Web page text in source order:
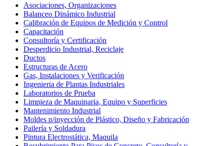
Asociaciones, Organizaciones
Balanceo Dinámico Industrial
Calibración de Equipos de Medición y Control
Capacitación
Consultoría y Certificación
Desperdicio Industrial, Reciclaje
Ductos
Estructuras de Acero
Gas, Instalaciones y Verificación
Ingenieria de Plantas Industriales
Laboratorios de Prueba
Limpieza de Maquinaria, Equipo y Superficies
Mantenimiento Industrial
Moldes p/inyección de Plástico, Diseño y Fabricación
Pailería y Soldadura
Pintura Electrostática, Maquila